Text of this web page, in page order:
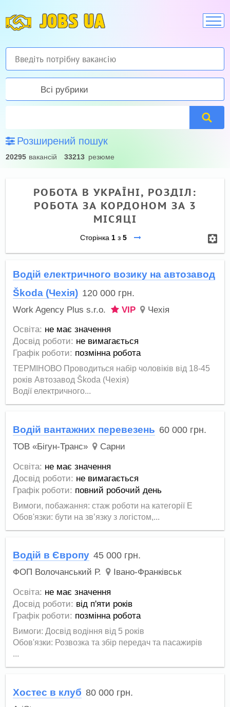
JOBS UA
Всі рубрики
Розширений пошук
20295 вакансій 33213 резюме
РОБОТА В УКРАЇНІ, РОЗДІЛ:
РОБОТА ЗА КОРДОНОМ ЗА 3
МІСЯЦІ
Сторінка 1з 5
Водій електричного возику на автозавод
Škoda (Чехія) 120 000 грн.
Work Agency Plus s.r.o. VIP Чехія
Освіта: не має значення
Досвід роботи: не вимагається
Графік роботи: позмінна робота
ТЕРМІНОВО Проводиться набір чоловіків від 18-45
років Автозавод Škoda (Чехія)
Водії електричного...
Водій вантажних перевезень 60 000 грн.
ТОВ «Бігун-Транс» Сарни
Освіта: не має значення
Досвід роботи: не вимагається
Графік роботи: повний робочий день
Вимоги, побажання: стаж роботи на категорії Е
Обов'язки: бути на зв’язку з логістом,...
Водій в Європу 45 000 грн.
ФОП Волочанський Р. Івано-Франківськ
Освіта: не має значення
Досвід роботи: від п'яти років
Графік роботи: позмінна робота
Вимоги: Досвід водіння від 5 років
Обов'язки: Розвозка та збір передач та пасажирів
...
Хостес в клуб 80 000 грн.